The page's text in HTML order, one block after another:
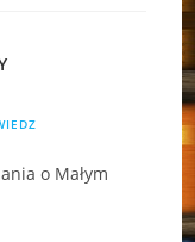
o Małym